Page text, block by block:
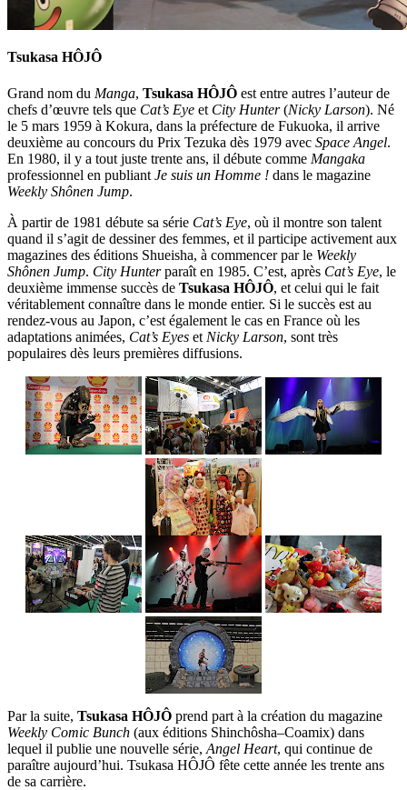
Tsukasa HÔJÔ
Grand nom du Manga, Tsukasa HÔJÔ est entre autres l’auteur de
chefs d’œuvre tels que Cat’s Eye et City Hunter(Nicky Larson). Né
le 5 mars 1959 à Kokura, dans la préfecture de Fukuoka, il arrive
deuxième au concours du Prix Tezuka dès 1979 avec Space Angel.
En 1980, il y a tout juste trente ans, il débute comme Mangaka
professionnel en publiant Je suis un Homme ! dans le magazine
Weekly Shônen Jump.
À partir de 1981 débute sa série Cat’s Eye, où il montre son talent
quand il s’agit de dessiner des femmes, et il participe activement aux
magazines des éditions Shueisha, à commencer par le Weekly
Shônen Jump. City Hunterparaît en 1985. C’est, après Cat’s Eye, le
deuxième immense succès de Tsukasa HÔJÔ, et celui qui le fait
véritablement connaître dans le monde entier. Si le succès est au
rendez-vous au Japon, c’est également le cas en France où les
adaptations animées, Cat’s Eyes et Nicky Larson, sont très
populaires dès leurs premières diffusions.
Par la suite, Tsukasa HÔJÔ prend part à la création du magazine
Weekly Comic Bunch (aux éditions Shinchôsha–Coamix) dans
lequel il publie une nouvelle série, Angel Heart, qui continue de
paraître aujourd’hui. Tsukasa HÔJÔ fête cette année les trente ans
de sa carrière.